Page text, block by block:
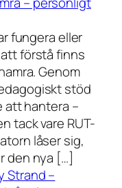
fungera eller
förstå finns
Genom
stöd
att hantera –
tack vare RUT-
låser sig,
den nya […]
Strand –